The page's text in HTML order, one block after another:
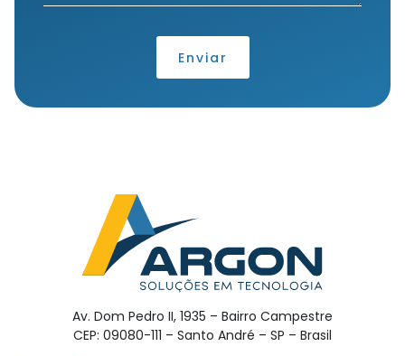
Enviar
Av. Dom Pedro II, 1935 – Bairro Campestre
CEP: 09080-111 – Santo André – SP – Brasil